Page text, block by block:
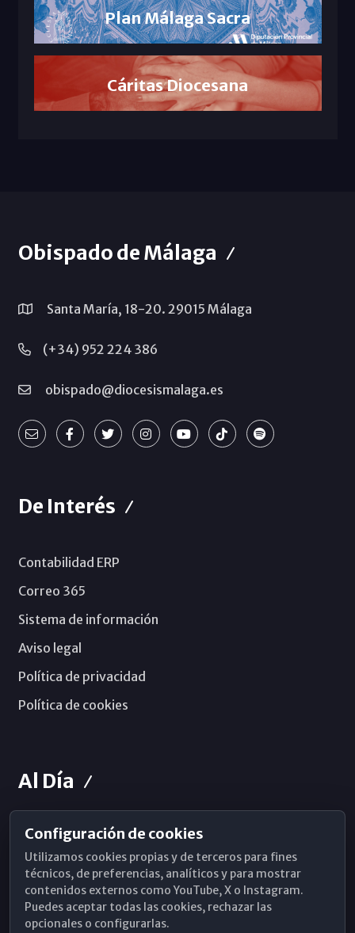
Plan Málaga Sacra
Cáritas Diocesana
Obispado de Málaga
Santa María, 18-20. 29015 Málaga
(+34) 952 224 386
obispado@diocesismalaga.es
De Interés
Contabilidad ERP
Correo 365
Sistema de información
Aviso legal
Política de privacidad
Política de cookies
Al Día
Horarios de Misa
Hemeroteca
WhatsApp
Configuración de cookies
Utilizamos cookies propias y de terceros para fines
técnicos, de preferencias, analíticos y para mostrar
contenidos externos como YouTube, X o Instagram.
Puedes aceptar todas las cookies, rechazar las
opcionales o configurarlas.